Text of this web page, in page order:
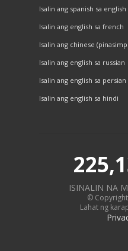
Isalin ang spanish sa english
Isalin ang english sa french
Isalin ang chinese
Isalin ang english sa russian
Isalin ang english sa persian
Isalin ang english sa hindi
ISINALIN NA
©
Lahat ng